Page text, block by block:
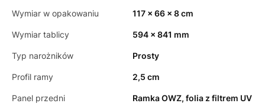
Wymiar w opakowaniu 117 x 66 x 8 cm
Wymiar tablicy 594 x 841 mm
Typ narożników Prosty
Profil ramy 2,5 cm
Panel przedni Ramka OWZ, folia z filtrem UV